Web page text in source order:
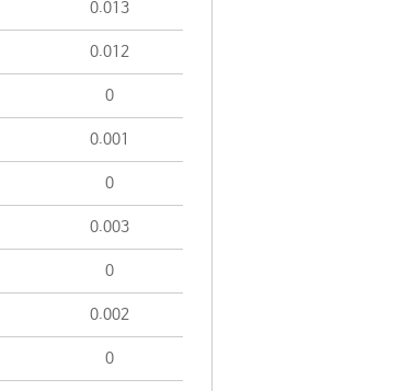
0.013
0.012
0
0.001
0
0.003
0
0.002
0